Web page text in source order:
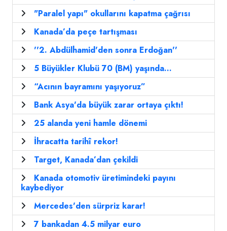
"Paralel yapı" okullarını kapatma çağrısı
Kanada’da peçe tartışması
''2. Abdülhamid'den sonra Erdoğan''
5 Büyükler Klubü 70 (BM) yaşında...
“Acının bayramını yaşıyoruz”
Bank Asya'da büyük zarar ortaya çıktı!
25 alanda yeni hamle dönemi
İhracatta tarihî rekor!
Target, Kanada’dan çekildi
Kanada otomotiv üretimindeki payını
kaybediyor
Mercedes'den sürpriz karar!
7 bankadan 4.5 milyar euro